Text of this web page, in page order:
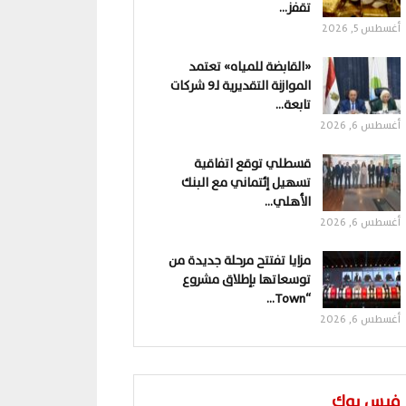
تقفز…
أغسطس 5, 2026
«القابضة للمياه» تعتمد
الموازنة التقديرية لـ9 شركات
تابعة…
أغسطس 6, 2026
قسطلي توقع اتفاقية
تسهيل إئتماني مع البنك
الأهلي…
أغسطس 6, 2026
مزايا تفتتح مرحلة جديدة من
توسعاتها بإطلاق مشروع
“Town…
أغسطس 6, 2026